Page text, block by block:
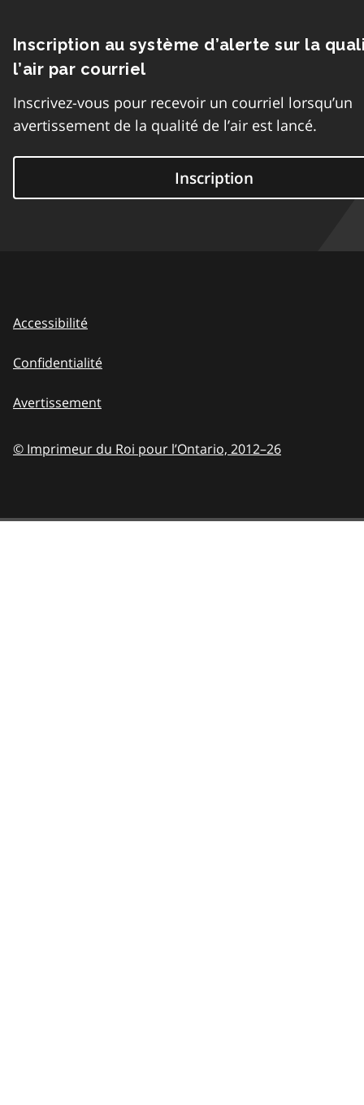
Inscription au système d’alerte sur la
l’air par courriel
Inscrivez-vous pour recevoir un courriel lorsqu’un
avertissement de la qualité de l’air est lancé.
Inscription
Accessibilité
Confidentialité
Avertissement
© Imprimeur du Roi pour l’Ontario, 2012–26